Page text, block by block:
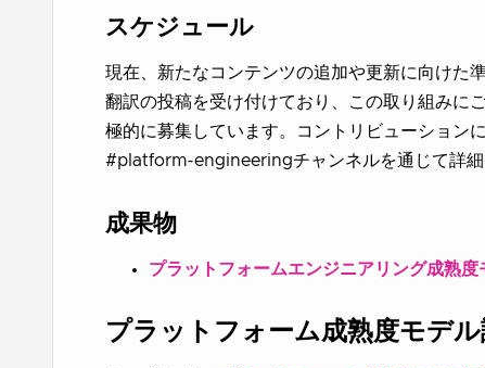
スケジュール
現在、新たなコンテンツの追加や更新に向けた
翻訳の投稿を受け付けており、この取り組みに
極的に募集しています。コントリビューション
#platform-engineeringチャンネルを通じて詳細
成果物
プラットフォームエンジニアリング成熟度
プラットフォーム成熟度モデル